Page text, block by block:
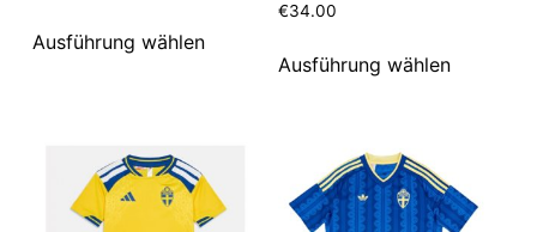
Ausführung wählen
€34.00
Ausführung wählen